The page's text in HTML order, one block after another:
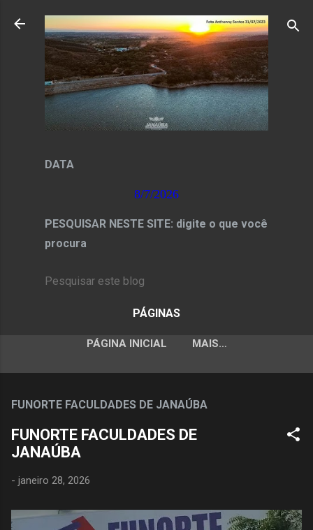
Pular para o conteúdo principal
DATA
8/7/2026
PESQUISAR NESTE SITE: digite o que você
procura
PÁGINAS
PÁGINA INICIAL MAIS…
FUNORTE FACULDADES DE JANAÚBA
FUNORTE FACULDADES DE
JANAÚBA
- janeiro 28, 2026